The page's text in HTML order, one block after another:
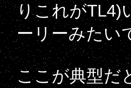
りこれがTL4)
ーリーみたい
ここが典型だ